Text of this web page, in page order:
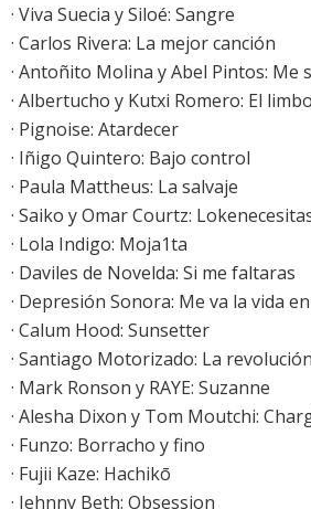
· Viva Suecia y Siloé: Sangre
· Carlos Rivera: La mejor canción
· Antoñito Molina y Abel Pintos: Me
· Albertucho y Kutxi Romero: El limbo
· Pignoise: Atardecer
· Iñigo Quintero: Bajo control
· Paula Mattheus: La salvaje
· Saiko y Omar Courtz:
· Lola Indigo: Moja1ta
· Daviles de Novelda: Si me faltaras
· Depresión Sonora: Me va la vida
· Calum Hood: Sunsetter
· Santiago Motorizado: La revolución
· Mark Ronson y RAYE: Suzanne
· Alesha Dixon y Tom Moutchi:
· Funzo: Borracho y fino
· Fujii Kaze: Hachikō
· Jehnny Beth: Obsession